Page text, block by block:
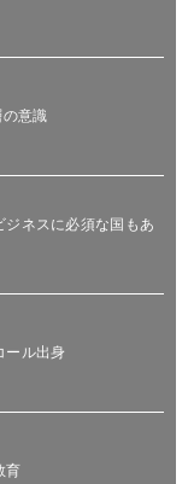
意識
ネスに必須な国もあ
ール出身
育